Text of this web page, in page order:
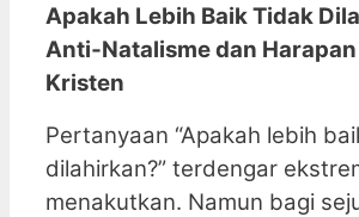
Apakah Lebih Baik Tidak
Anti‑Natalisme dan
Kristen
Pertanyaan “Apakah lebih
dilahirkan?” terdengar
menakutkan. Namun bagi